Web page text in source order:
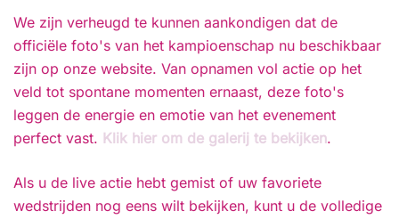
We zijn verheugd te kunnen aankondigen dat de
officiële foto's van het kampioenschap nu beschikbaar
zijn op onze website. Van opnamen vol actie op het
veld tot spontane momenten ernaast, deze foto's
leggen de energie en emotie van het evenement
perfect vast. Klik hier om de galerij te bekijken.
Als u de live actie hebt gemist of uw favoriete
wedstrijden nog eens wilt bekijken, kunt u de volledige